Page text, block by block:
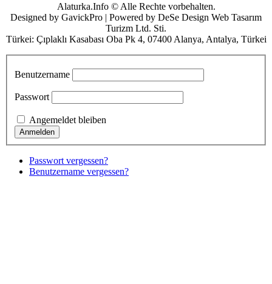
Alaturka.Info © Alle Rechte vorbehalten.
Designed by GavickPro | Powered by DeSe Design Web Tasarım
Turizm Ltd. Sti.
Türkei: Çıplaklı Kasabası Oba Pk 4, 07400 Alanya, Antalya, Türkei
Benutzername
Passwort
Angemeldet bleiben
Passwort vergessen?
Benutzername vergessen?